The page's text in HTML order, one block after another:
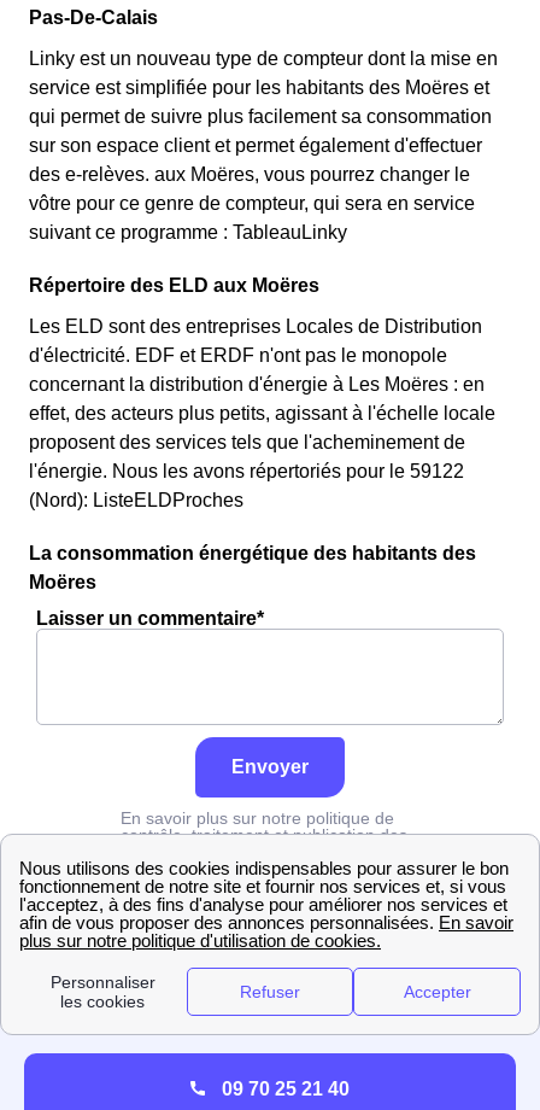
Pas-De-Calais
Linky est un nouveau type de compteur dont la mise en
service est simplifiée pour les habitants des Moëres et
qui permet de suivre plus facilement sa consommation
sur son espace client et permet également d'effectuer
des e-relèves. aux Moëres, vous pourrez changer le
vôtre pour ce genre de compteur, qui sera en service
suivant ce programme : TableauLinky
Répertoire des ELD aux Moëres
Les ELD sont des entreprises Locales de Distribution
d'électricité. EDF et ERDF n'ont pas le monopole
concernant la distribution d'énergie à Les Moëres : en
effet, des acteurs plus petits, agissant à l'échelle locale
proposent des services tels que l'acheminement de
l'énergie. Nous les avons répertoriés pour le 59122
(Nord): ListeELDProches
La consommation énergétique des habitants des
Moëres
Laisser un commentaire*
Envoyer
En savoir plus sur notre politique de
contrôle, traitement et publication des
Edf Nord Les Moëres
09 70 25 21 40